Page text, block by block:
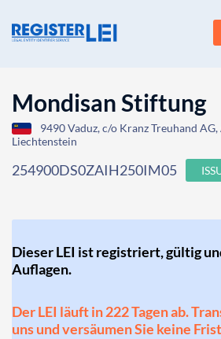
Mondisan Stiftung
9490 Vaduz, c/o Kranz Treuhand
Liechtenstein
254900DS0ZAIH250IM05
Dieser LEI ist registriert, gültig
Auflagen.
Der LEI läuft in 222 Tagen ab.
uns und versäumen Sie keine